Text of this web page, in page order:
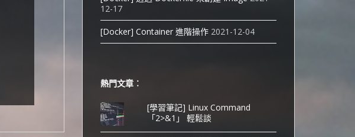
12-17
[Docker] Container 進階操作 2021-12-04
熱門文章︰
[學習筆記] Linux Command
「2>&1」 輕鬆談